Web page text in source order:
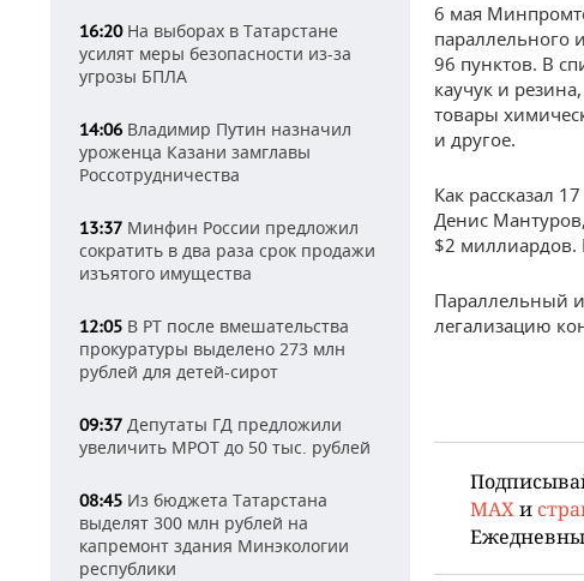
16:20На выборах в Татарстане
усилят меры безопасности из-за
угрозы БПЛА
14:06 Владимир Путин назначил
уроженца Казани замглавы
Россотрудничества
13:37 Минфин России предложил
сократить в два раза срок продажи
изъятого имущества
12:05 В РТ после вмешательства
прокуратуры выделено 273 млн
рублей для детей-сирот
09:37 Депутаты ГД предложили
увеличить МРОТ до 50 тыс. рублей
08:45 Из бюджета Татарстана
выделят 300 млн рублей на
капремонт здания Минэкологии
республики
6 мая
параллельного
96 пунктов. В
каучук и
товары
и другое.
Как рассказал
Денис
$2 миллиардов.
Параллельный
легализацию
MAX и